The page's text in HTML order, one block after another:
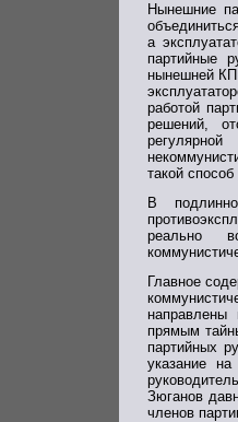
Нынешние
а
партийные
нынешней
работой
решений,
такой
В
реально
Главное
направлены
прямым
партийных
указание
Зюганов
членов